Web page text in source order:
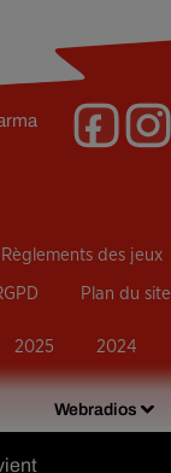
Webradios
Règlements des jeux
Plan du site
2025 2024